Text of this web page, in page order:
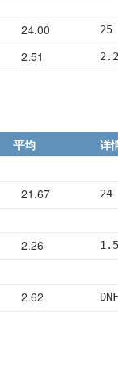
24.00
2.51
平均
详
21.67
2.26
2.62